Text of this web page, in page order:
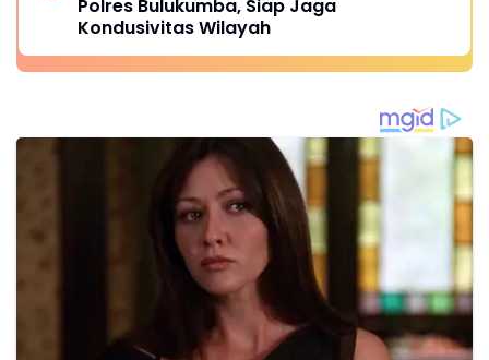
Polres Bulukumba, Siap Jaga
Kondusivitas Wilayah